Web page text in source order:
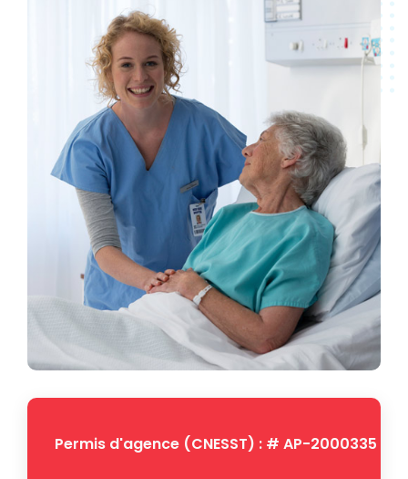
Permis d'agence (CNESST) : # AP-2000335